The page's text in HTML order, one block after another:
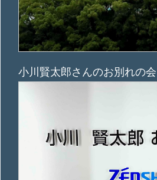
小川賢太郎さんのお別れの